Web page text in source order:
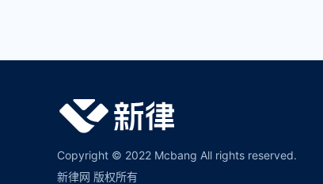
Copyright © 2022 Mcbang All rights reserved.
新律网 版权所有